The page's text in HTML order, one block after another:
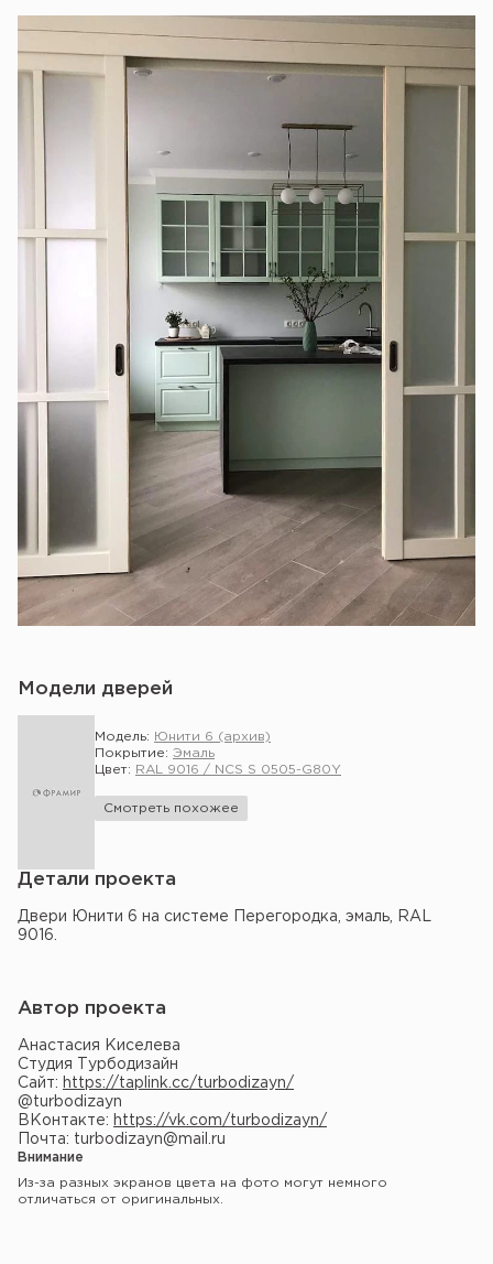
Модели дверей
Модель:
Юнити 6 (архив)
Покрытие: Эмаль
Цвет:
RAL 9016 / NCS S 0505-G80Y
Смотреть похожее
Детали проекта
Двери Юнити 6 на системе Перегородка, эмаль, RAL
9016.
Автор проекта
Анастасия Киселева
Студия Турбодизайн
Сайт: https://taplink.cc/turbodizayn/
@turbodizayn
ВКонтакте: https://vk.com/turbodizayn/
Почта: turbodizayn@mail.ru
Внимание
Из-за разных экранов цвета на фото могут немного
отличаться от оригинальных.